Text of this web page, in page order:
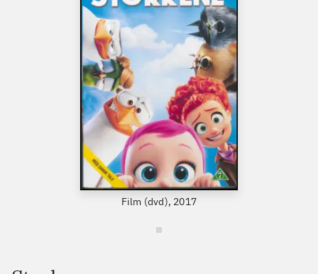
Film (dvd), 2017